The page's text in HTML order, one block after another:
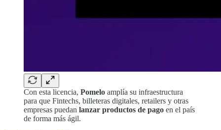
Con esta licencia, Pomelo amplía su infraestructura
para que Fintechs, billeteras digitales, retailers y otras
empresas puedan lanzar productos de pago en el país
de forma más ágil.